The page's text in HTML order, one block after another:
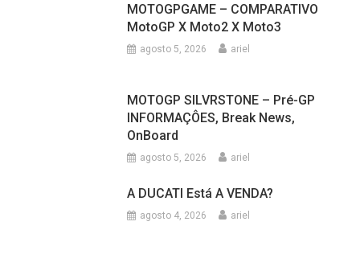
MOTOGPGAME – COMPARATIVO
MotoGP X Moto2 X Moto3
agosto 5, 2026 ariel
MOTOGP SILVRSTONE – Pré-GP
INFORMAÇÔES, Break News,
OnBoard
agosto 5, 2026 ariel
A DUCATI Está A VENDA?
agosto 4, 2026 ariel